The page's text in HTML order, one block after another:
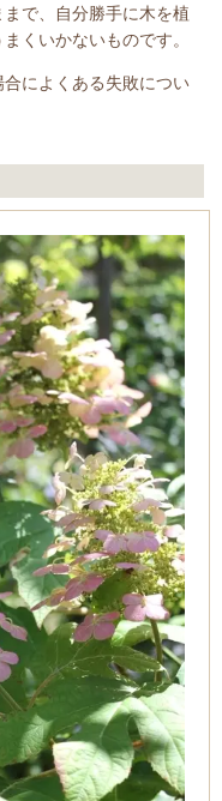
で、自分勝手に木を植
くいかないものです。
によくある失敗につい